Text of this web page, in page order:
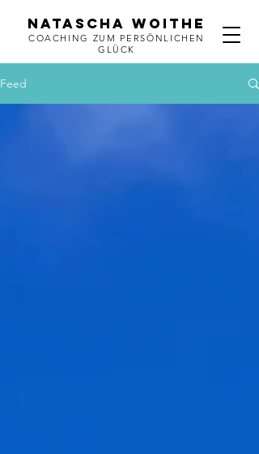
NATASCHA WOITHE
COACHING ZUM PERSÖNLICHEN
GLÜCK
Feed